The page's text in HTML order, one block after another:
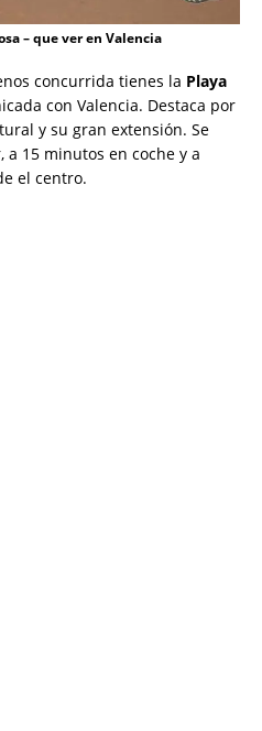
– que ver en Valencia
concurrida tienes la Playa
con Valencia. Destaca por
y su gran extensión. Se
15 minutos en coche y a
el centro.